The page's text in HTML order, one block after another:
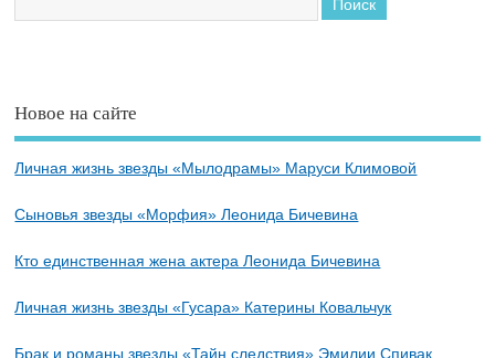
Новое на сайте
Личная жизнь звезды «Мылодрамы» Маруси Климовой
Сыновья звезды «Морфия» Леонида Бичевина
Кто единственная жена актера Леонида Бичевина
Личная жизнь звезды «Гусара» Катерины Ковальчук
Брак и романы звезды «Тайн следствия» Эмилии Спивак